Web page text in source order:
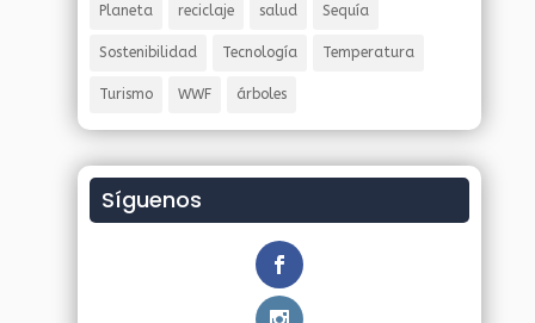
Planeta reciclaje salud Sequía
Sostenibilidad Tecnología Temperatura
Turismo WWF árboles
Síguenos